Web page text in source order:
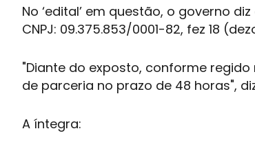
No ‘edital’ em questão, o governo
CNPJ: 09.375.853/0001-82, fez 18
"Diante do exposto, conforme
de parceria no prazo de 48 horas",
A íntegra: